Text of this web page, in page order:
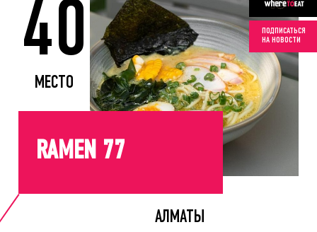
ПОДПИСАТЬСЯ
НА НОВОСТИ
40
МЕСТО
RAMEN 77
АЛМАТЫ